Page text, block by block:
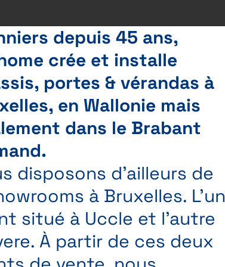
depuis 45 ans,
crée et installe
portes & vérandas à
en Wallonie mais
dans le Brabant
disposons d'ailleurs de
à Bruxelles. L'un
situé à Uccle et l'autre
À partir de ces deux